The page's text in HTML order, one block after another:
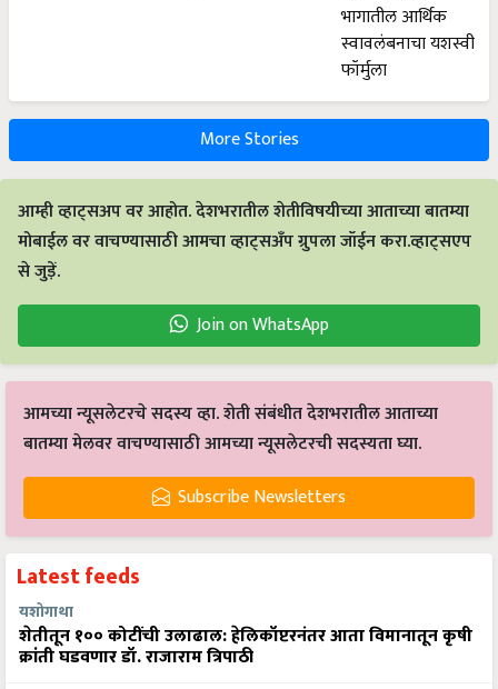
More Stories
आम्ही व्हाट्सअप वर आहोत. देशभरातील शेतीविषयीच्या आताच्या बातम्या
मोबाईल वर वाचण्यासाठी आमचा व्हाट्सअँप ग्रुपला जॉईन करा.व्हाट्सएप
से जुड़ें.
Join on WhatsApp
आमच्या न्यूसलेटरचे सदस्य व्हा. शेती संबंधीत देशभरातील आताच्या
बातम्या मेलवर वाचण्यासाठी आमच्या न्यूसलेटरची सदस्यता घ्या.
Subscribe Newsletters
Latest feeds
यशोगाथा
शेतीतून १०० कोटींची उलाढाल: हेलिकॉप्टरनंतर आता विमानातून कृषी
क्रांती घडवणार डॉ. राजाराम त्रिपाठी